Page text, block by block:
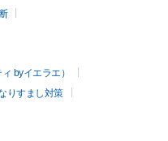
byイエラエ）
りすまし対策